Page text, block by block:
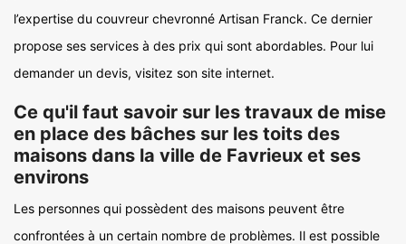
l’expertise du couvreur chevronné Artisan Franck. Ce dernier
propose ses services à des prix qui sont abordables. Pour lui
demander un devis, visitez son site internet.
Ce qu'il faut savoir sur les travaux de mise
en place des bâches sur les toits des
maisons dans la ville de Favrieux et ses
environs
Les personnes qui possèdent des maisons peuvent être
confrontées à un certain nombre de problèmes. Il est possible